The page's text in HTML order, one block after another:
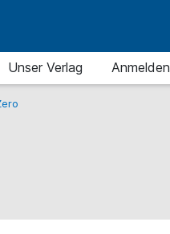
Unser Verlag Anmelden